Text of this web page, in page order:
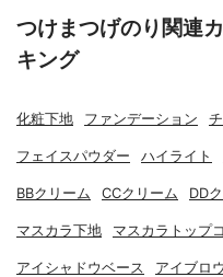
つけまつげのり関連
キング
化粧下地 ファンデーション
フェイスパウダー ハイライト
BBクリーム CCクリーム DD
マスカラ下地 マスカラトップ
アイシャドウベース アイブロウ